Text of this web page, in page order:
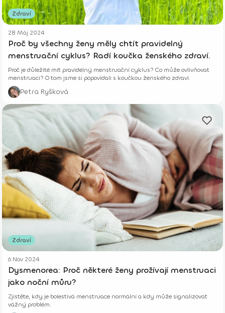
Zdraví
28 Máj 2024
Proč by všechny ženy měly chtít pravidelný
menstruační cyklus? Radí koučka ženského zdraví.
Proč je důležité mít pravidelný menstruační cyklus? Co může ovlivňovat
menstruaci? O tom jsme si popovídali s koučkou ženského zdraví.
Petra Ryšková
Zdraví
6 Nov 2024
Dysmenorea: Proč některé ženy prožívají menstruaci
jako noční můru?
Zjistěte, kdy je bolestivá menstruace normální a kdy může signalizovat
vážný problém.